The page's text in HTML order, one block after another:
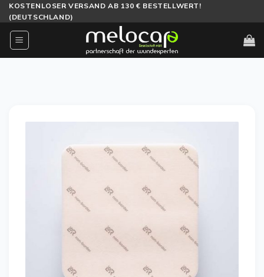
Zum
Inhalt
springen
KOSTENLOSER VERSAND AB 130 € BESTELLWERT!
(DEUTSCHLAND)